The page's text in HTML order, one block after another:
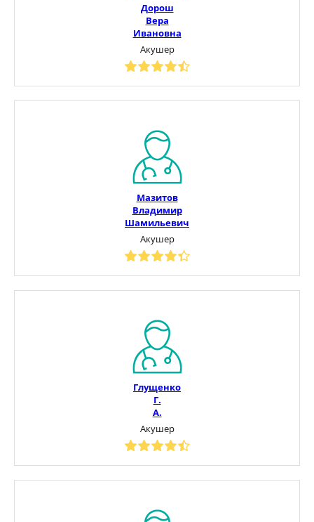
Дорош
Вера
Ивановна
Акушер
Мазитов
Владимир
Шамильевич
Акушер
Глущенко
Г.
А.
Акушер